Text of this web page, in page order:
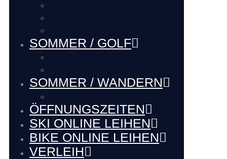
SOMMER / GOLF
SOMMER / WANDERN
ÖFFNUNGSZEITEN
SKI ONLINE LEIHEN
BIKE ONLINE LEIHEN
VERLEIH